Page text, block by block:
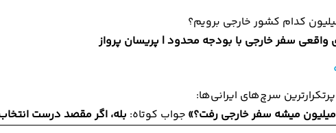
واقعی سفر خارجی با بودجه محدود | پریسان پرواز
سرچ‌های ایرانی‌ها:
جواب کوتاه: بله، اگر مقصد درست